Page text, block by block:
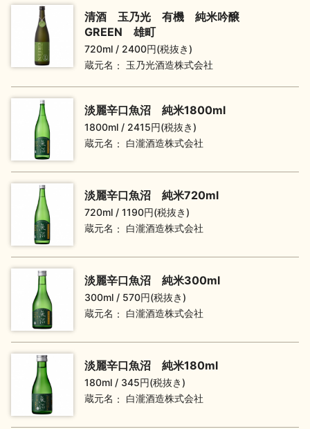
歳時記 地酒蔵元会検定
地酒川柳
日本酒の楽しみ方特集
地酒・イベント情報
清酒 玉乃光 有機 純米吟醸
GREEN 雄町
720ml
2400円(税抜き)
蔵元名
玉乃光酒造株式会社
淡麗辛口魚沼 純米1800ml
1800ml
2415円(税抜き)
蔵元名
白瀧酒造株式会社
淡麗辛口魚沼 純米720ml
720ml
1190円(税抜き)
蔵元名
白瀧酒造株式会社
淡麗辛口魚沼 純米300ml
300ml
570円(税抜き)
蔵元名
白瀧酒造株式会社
淡麗辛口魚沼 純米180ml
180ml
345円(税抜き)
蔵元名
白瀧酒造株式会社